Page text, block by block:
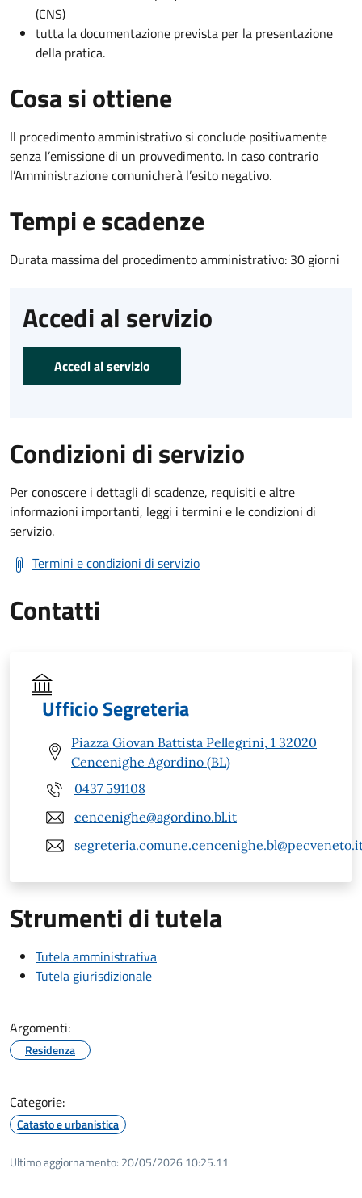
(CNS)
tutta la documentazione prevista per la presentazione
della pratica.
Cosa si ottiene
Il procedimento amministrativo si conclude positivamente
senza l’emissione di un provvedimento. In caso contrario
l’Amministrazione comunicherà l’esito negativo.
Tempi e scadenze
Durata massima del procedimento amministrativo: 30 giorni
Accedi al servizio
Accedi al servizio
Condizioni di servizio
Per conoscere i dettagli di scadenze, requisiti e altre
informazioni importanti, leggi i termini e le condizioni di
servizio.
Termini e condizioni di servizio
Contatti
Ufficio Segreteria
Piazza Giovan Battista Pellegrini, 1 32020
Cencenighe Agordino (BL)
0437 591108
cencenighe@agordino.bl.it
Strumenti di tutela
Tutela amministrativa
Tutela giurisdizionale
Argomenti:
Residenza
Categorie:
Catasto e urbanistica
Ultimo aggiornamento: 20/05/2026 10:25.11